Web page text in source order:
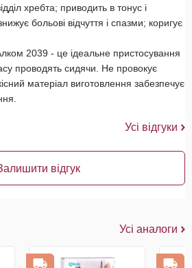
хребта; приводить в тонус і
больові відчуття і спазми; коригує
2039 - це ідеальне пристосування
проводять сидячи. Не провокує
матеріал виготовлення забезпечує
Усі відгуки
відгук
Усі аналоги